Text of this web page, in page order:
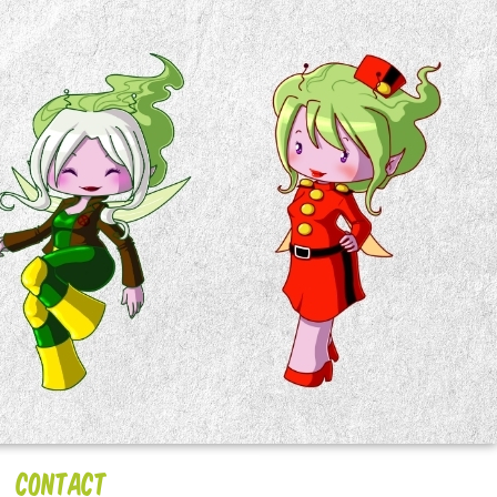
Contact